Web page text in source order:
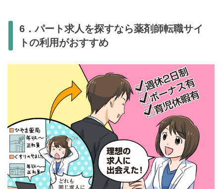
6．パート求人を探すなら薬剤師転職サイ
トの利用がおすすめ